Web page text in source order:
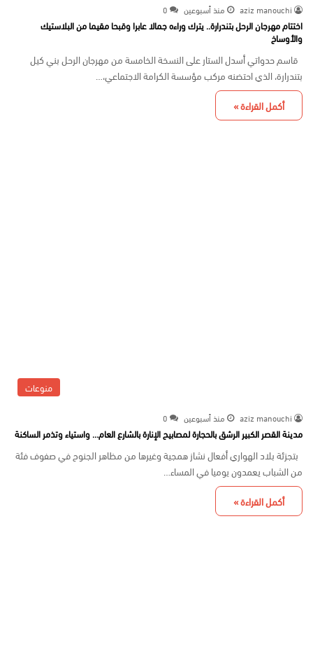
aziz manouchi منذ أسبوعين 0
اختتام مهرجان الرحل بتندرارة.. يترك وراءه جمالا عابرا وقبحا مقيما من البلاستيك
والأوساخ
قاسم حدواتي أسدل الستار على النسخة الخامسة من مهرجان الرحل بني كيل
بتندرارة، الذي احتضنه مركب مؤسسة الكرامة الاجتماعي،…
أكمل القراءة »
منوعات
aziz manouchi منذ أسبوعين 0
مدينة القصر الكبير الرشق بالحجارة لمصابيح الإنارة بالشارع العام… واستياء وتذمر الساكنة
بتجزئة بلاد الهواري أفعال نشاز همجية وغيرها من مظاهر الجنوح في صفوف فئة
من الشباب يعمدون يوميا في المساء…
أكمل القراءة »